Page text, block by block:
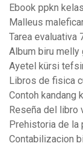
Ebook ppkn
Malleus
Tarea evaluativa
Album biru melly
Ayetel kürsi
Libros de fisica
Contoh kandang
Reseña del libro
Prehistoria de la
Contabilizacion